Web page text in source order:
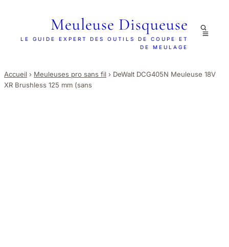
Meuleuse Disqueuse
LE GUIDE EXPERT DES OUTILS DE COUPE ET
DE MEULAGE
Accueil › Meuleuses pro sans fil › DeWalt DCG405N Meuleuse 18V
XR Brushless 125 mm (sans